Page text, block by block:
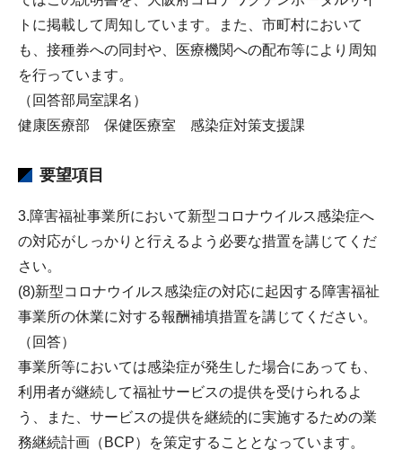
トに掲載して周知しています。また、市町村において
も、接種券への同封や、医療機関への配布等により周知
を行っています。
（回答部局室課名）
健康医療部 保健医療室 感染症対策支援課
要望項目
3.障害福祉事業所において新型コロナウイルス感染症へ
の対応がしっかりと行えるよう必要な措置を講じてくだ
さい。
(8)新型コロナウイルス感染症の対応に起因する障害福祉
事業所の休業に対する報酬補填措置を講じてください。
（回答）
事業所等においては感染症が発生した場合にあっても、
利用者が継続して福祉サービスの提供を受けられるよ
う、また、サービスの提供を継続的に実施するための業
務継続計画（BCP）を策定することとなっています。